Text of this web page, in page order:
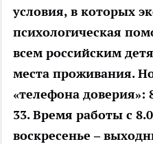
условия, в которых
психологическая
всем российским
места проживания.
«телефона доверия»:
33. Время работы с
воскресенье –